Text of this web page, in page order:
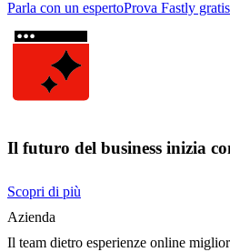
Parla con un espertoProva Fastly gratis
Il futuro del business inizia
Scopri di più
Azienda
Il team dietro esperienze online